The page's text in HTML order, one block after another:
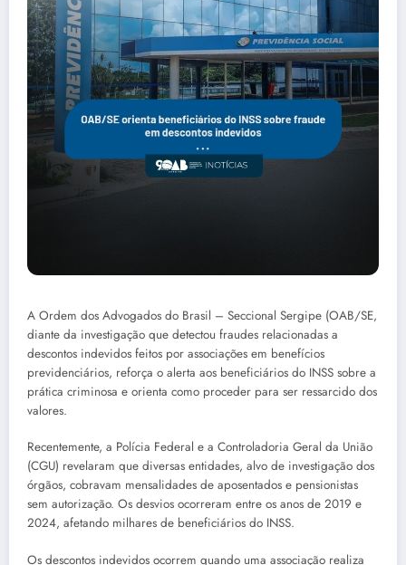
A Ordem dos Advogados do Brasil – Seccional Sergipe (OAB/SE,
diante da investigação que detectou fraudes relacionadas a
descontos indevidos feitos por associações em benefícios
previdenciários, reforça o alerta aos beneficiários do INSS sobre a
prática criminosa e orienta como proceder para ser ressarcido dos
valores.
Recentemente, a Polícia Federal e a Controladoria Geral da União
(CGU) revelaram que diversas entidades, alvo de investigação dos
órgãos, cobravam mensalidades de aposentados e pensionistas
sem autorização. Os desvios ocorreram entre os anos de 2019 e
2024, afetando milhares de beneficiários do INSS.
Os descontos indevidos ocorrem quando uma associação realiza